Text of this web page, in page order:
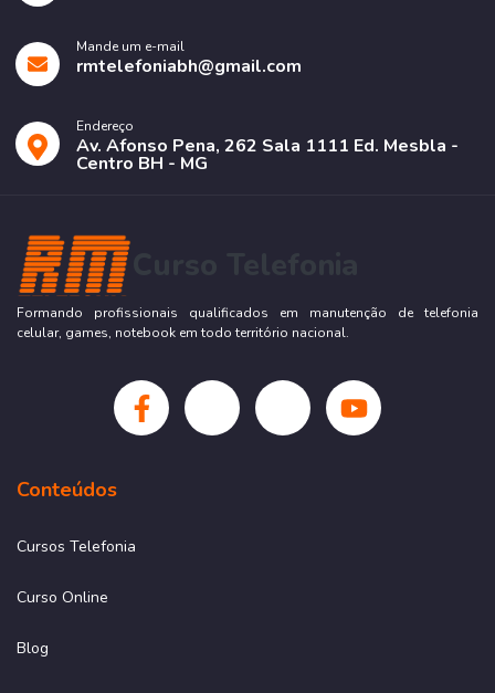
Mande um e-mail
rmtelefoniabh@gmail.com
Endereço
Av. Afonso Pena, 262 Sala 1111 Ed. Mesbla -
Centro BH - MG
Formando profissionais qualificados em manutenção de telefonia
celular, games, notebook em todo território nacional.
Conteúdos
Cursos Telefonia
Curso Online
Blog